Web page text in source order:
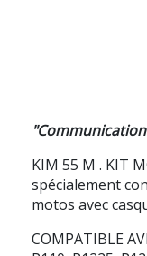
KIM 55 M . KIT
spécialement
motos avec
COMPATIBLE